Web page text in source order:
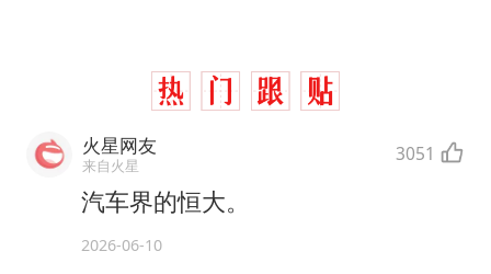
火星网友
来自火星 3051
汽车界的恒大。
2026-06-10